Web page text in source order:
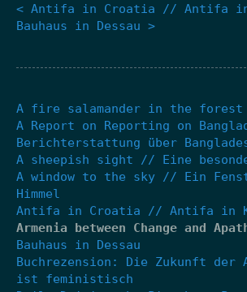
< Antifa in Croatia // Antifa
Bauhaus in Dessau >
A fire salamander in the forest
A Report on Reporting on
Berichterstattung über
A sheepish sight // Eine
A window to the sky // Ein
Himmel
Antifa in Croatia // Antifa in
Armenia between Change and
Bauhaus in Dessau
Buchrezension: Die Zukunft der
ist feministisch